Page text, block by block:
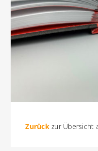
Zurückzur Übersicht